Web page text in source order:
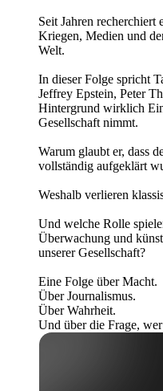
Seit Jahren recherchiert
Kriegen, Medien und
Welt.
In dieser Folge spricht
Jeffrey Epstein, Peter
Hintergrund wirklich
Gesellschaft nimmt.
Warum glaubt er, dass
vollständig aufgeklärt
Weshalb verlieren
Und welche Rolle
Überwachung und
unserer Gesellschaft?
Eine Folge über Macht.
Über Journalismus.
Über Wahrheit.
Und über die Frage,